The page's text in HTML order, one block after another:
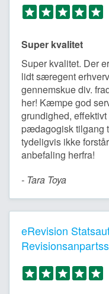
Super kvalitet
Super kvalitet. Der
lidt særegent
gennemskue div.
her! Kæmpe god
grundighed,
pædagogisk tilgang
tydeligvis ikke
anbefaling herfra!
- Tara Toya
eRevision